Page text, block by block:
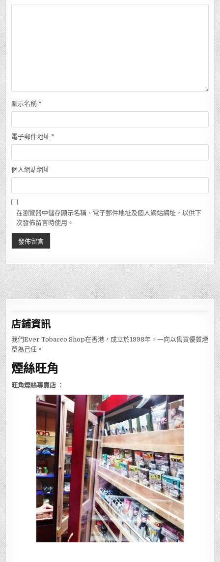
顯示名稱 *
電子郵件地址 *
個人網站網址
在瀏覽器中儲存顯示名稱、電子郵件地址及個人網站網址，以供下
次發佈留言時使用。
店鋪資訊
我們Ever Tobacco Shop在香港，成立於1998年，一向以售買優質煙
草為己任。
煙絲旺角
旺角煙絲專賣店 ：